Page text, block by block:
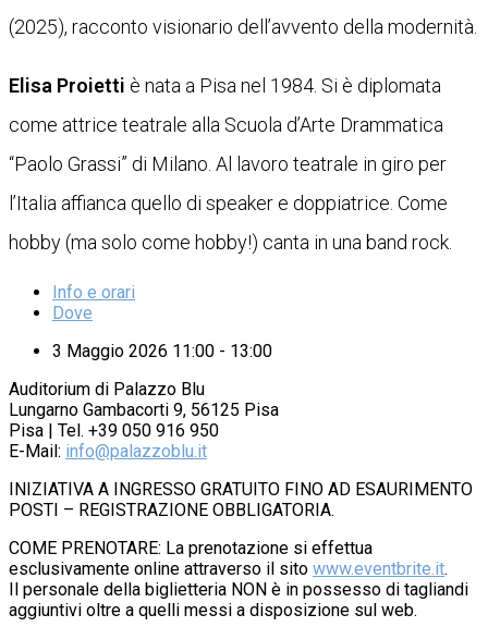
(2025), racconto visionario dell’avvento della modernità.
Elisa Proietti è nata a Pisa nel 1984. Si è diplomata
come attrice teatrale alla Scuola d’Arte Drammatica
“Paolo Grassi” di Milano. Al lavoro teatrale in giro per
l’Italia affianca quello di speaker e doppiatrice. Come
hobby (ma solo come hobby!) canta in una band rock.
Info e orari
Dove
3 Maggio 2026 11:00 - 13:00
Auditorium di Palazzo Blu
Lungarno Gambacorti 9, 56125 Pisa
Pisa | Tel. +39 050 916 950
E-Mail: info@palazzoblu.it
INIZIATIVA A INGRESSO GRATUITO FINO AD ESAURIMENTO
POSTI – REGISTRAZIONE OBBLIGATORIA.
COME PRENOTARE: La prenotazione si effettua
esclusivamente online attraverso il sito www.eventbrite.it.
Il personale della biglietteria NON è in possesso di tagliandi
aggiuntivi oltre a quelli messi a disposizione sul web.